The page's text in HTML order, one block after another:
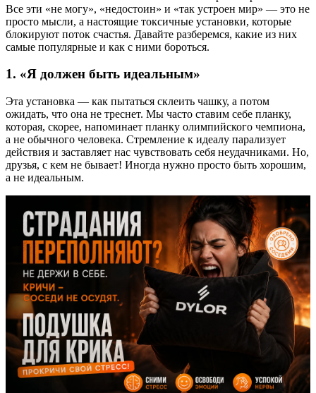
Все эти «не могу», «недостоин» и «так устроен мир» — это не
просто мысли, а настоящие токсичные установки, которые
блокируют поток счастья. Давайте разберемся, какие из них
самые популярные и как с ними бороться.
1. «Я должен быть идеальным»
Эта установка — как пытаться склеить чашку, а потом
ожидать, что она не треснет. Мы часто ставим себе планку,
которая, скорее, напоминает планку олимпийского чемпиона,
а не обычного человека. Стремление к идеалу парализует
действия и заставляет нас чувствовать себя неудачниками. Но,
друзья, с кем не бывает! Иногда нужно просто быть хорошим,
а не идеальным.